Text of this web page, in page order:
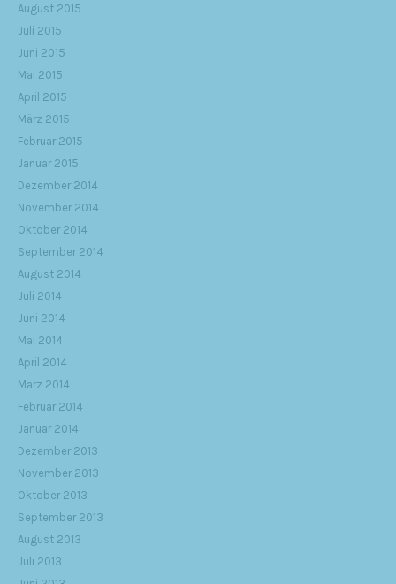
August 2015
Juli 2015
Juni 2015
Mai 2015
April 2015
März 2015
Februar 2015
Januar 2015
Dezember 2014
November 2014
Oktober 2014
September 2014
August 2014
Juli 2014
Juni 2014
Mai 2014
April 2014
März 2014
Februar 2014
Januar 2014
Dezember 2013
November 2013
Oktober 2013
September 2013
August 2013
Juli 2013